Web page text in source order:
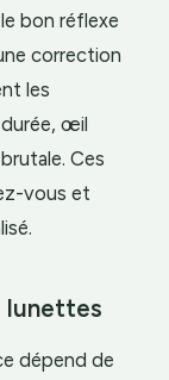
bon réflexe
correction
les
œil
Ces
vous et
lunettes
dépend de